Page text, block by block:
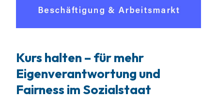
Kurs halten – für mehr
Eigenverantwortung und
Fairness im Sozialstaat